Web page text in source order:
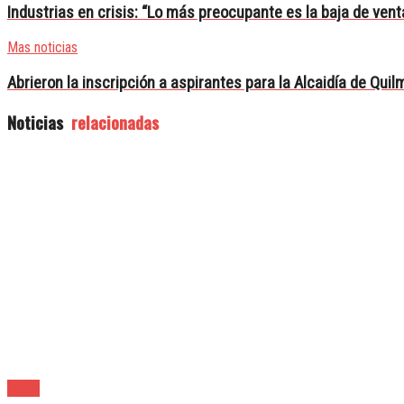
Industrias en crisis: “Lo más preocupante es la baja de
Mas noticias
Abrieron la inscripción a aspirantes para la Alcaidía de
Noticias relacionadas